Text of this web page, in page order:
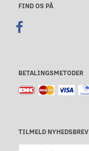
FIND OS PÅ
BETALINGSMETODER
TILMELD NYHEDSBREV